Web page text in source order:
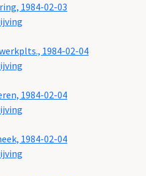
1984-02-03
1984-02-04
1984-02-04
1984-02-04